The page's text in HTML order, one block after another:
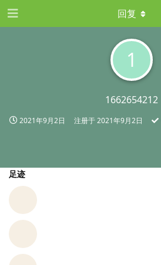
1
1662654212
2021年9月2日 注册于2021年9月2日
回复
足迹